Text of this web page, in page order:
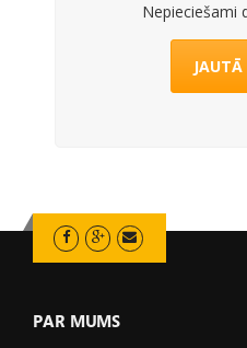
Nepieciešami
PAR MUMS